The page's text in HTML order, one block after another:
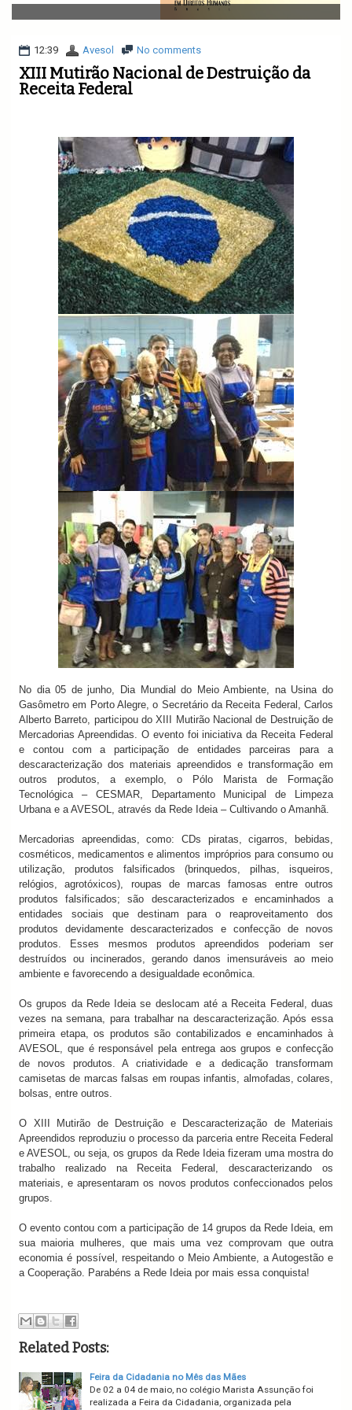
v
i
a
t
i
12:39 Avesol No comments
XIII Mutirão Nacional de Destruição da
Receita Federal
No dia 05 de junho, Dia Mundial do Meio Ambiente, na Usina do
Gasômetro em Porto Alegre, o Secretário da Receita Federal, Carlos
Alberto Barreto, participou do XIII Mutirão Nacional de Destruição de
Mercadorias Apreendidas. O evento foi iniciativa da Receita Federal
e contou com a participação de entidades parceiras para a
descaracterização dos materiais apreendidos e transformação em
outros produtos, a exemplo, o Pólo Marista de Formação
Tecnológica – CESMAR, Departamento Municipal de Limpeza
Urbana e a AVESOL, através da Rede Ideia – Cultivando o Amanhã.
Mercadorias apreendidas, como: CDs piratas, cigarros, bebidas,
cosméticos, medicamentos e alimentos impróprios para consumo ou
utilização, produtos falsificados (brinquedos, pilhas, isqueiros,
relógios, agrotóxicos), roupas de marcas famosas entre outros
produtos falsificados; são descaracterizados e encaminhados a
entidades sociais que destinam para o reaproveitamento dos
produtos devidamente descaracterizados e confecção de novos
produtos. Esses mesmos produtos apreendidos poderiam ser
destruídos ou incinerados, gerando danos imensuráveis ao meio
ambiente e favorecendo a desigualdade econômica.
Os grupos da Rede Ideia se deslocam até a Receita Federal, duas
vezes na semana, para trabalhar na descaracterização. Após essa
primeira etapa, os produtos são contabilizados e encaminhados à
AVESOL, que é responsável pela entrega aos grupos e confecção
de novos produtos. A criatividade e a dedicação transformam
camisetas de marcas falsas em roupas infantis, almofadas, colares,
bolsas, entre outros.
O XIII Mutirão de Destruição e Descaracterização de Materiais
Apreendidos reproduziu o processo da parceria entre Receita Federal
e AVESOL, ou seja, os grupos da Rede Ideia fizeram uma mostra do
trabalho realizado na Receita Federal, descaracterizando os
materiais, e apresentaram os novos produtos confeccionados pelos
grupos.
O evento contou com a participação de 14 grupos da Rede Ideia, em
sua maioria mulheres, que mais uma vez comprovam que outra
economia é possível, respeitando o Meio Ambiente, a Autogestão e
a Cooperação. Parabéns a Rede Ideia por mais essa conquista!
Related Posts:
Feira da Cidadania no Mês das Mães
De 02 a 04 de maio, no colégio Marista Assunção foi
realizada a Feira da Cidadania, organizada pela